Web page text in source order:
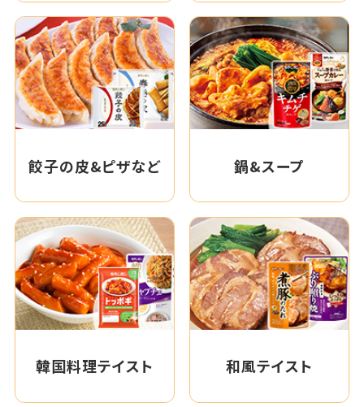
餃子の皮&ピザなど 鍋&スープ
韓国料理テイスト 和風テイスト